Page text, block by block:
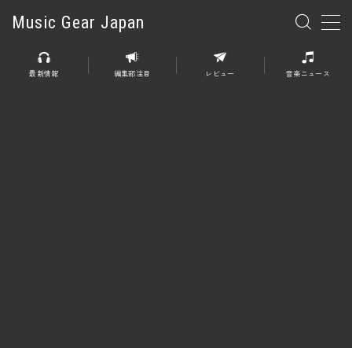
Music Gear Japan
MENU
最新情報 編集部注目 レビュー 音楽ニュース